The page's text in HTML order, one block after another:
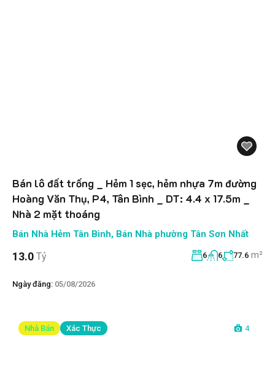
Bán lô đất trống _ Hẻm 1 sẹc, hẻm nhựa 7m đường
Hoàng Văn Thụ, P4, Tân Bình _ DT: 4.4 x 17.5m _
Nhà 2 mặt thoáng
Bán Nhà Hẻm Tân Bình, Bán Nhà phường Tân Sơn Nhất
13.0 Tỷ 6 6 77.6 m²
Ngày đăng: 05/08/2026
Nhà Bán Xác Thực 4